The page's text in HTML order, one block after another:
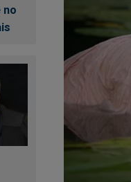
no
Veja a capa: